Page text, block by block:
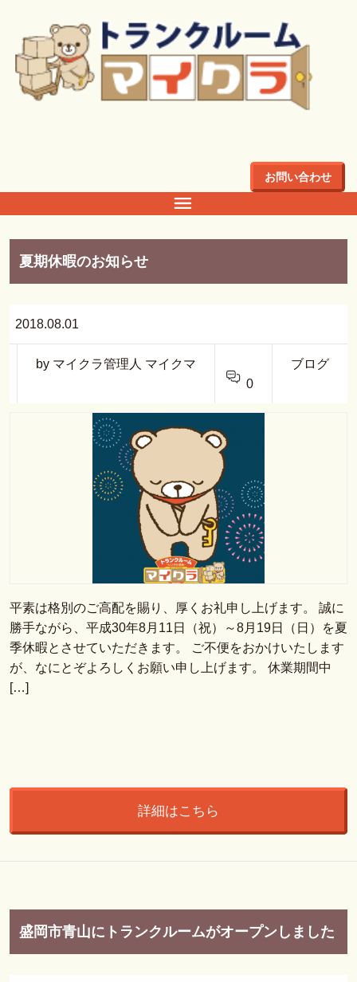
お問い合わせ
夏期休暇のお知らせ
2018.08.01
by マイクラ管理人 マイクマ
0
ブログ
平素は格別のご高配を賜り、厚くお礼申し上げます。 誠に
勝手ながら、平成30年8月11日（祝）～8月19日（日）を夏
季休暇とさせていただきます。 ご不便をおかけいたします
が、なにとぞよろしくお願い申し上げます。 休業期間中
[…]
詳細はこちら
盛岡市青山にトランクルームがオープンしました